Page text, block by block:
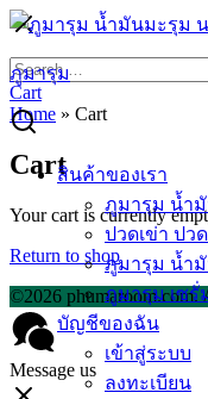
Skip
content
ภูมารุม
สินค้าของเรา
ภูมารุม น้ำมั
ปวดเข่า ปว
ภูมารุม น้ำ
ภูมารุม เซ
บัญชีของฉัน
เข้าสู่ระบบ
ลงทะเบียน
for:
Cart
Home » Cart
Cart
Your cart is currently
Return to shop
©2026 phumaroom.com.
Message us